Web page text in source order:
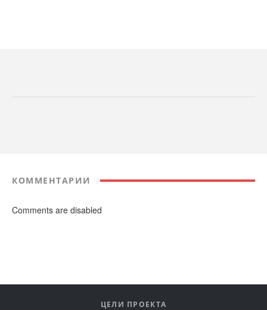
КОММЕНТАРИИ
Comments are disabled
ЦЕЛИ ПРОЕКТА